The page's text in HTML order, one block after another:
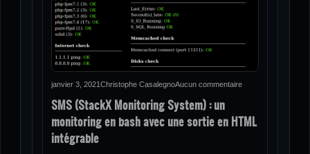
janvier 3, 2021Christophe CasalegnoAucun commentaire
SMS (StackX Monitoring System) : un
monitoring en bash avec une sortie en HTML
intégrable